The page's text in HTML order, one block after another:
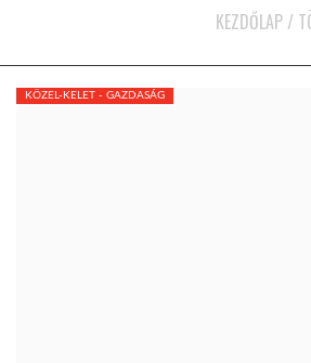
KEZDŐLAP /
KÖZEL-KELET - GAZDASÁG